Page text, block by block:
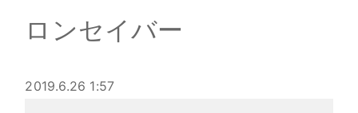
ロンセイバー
2019.6.26 1:57